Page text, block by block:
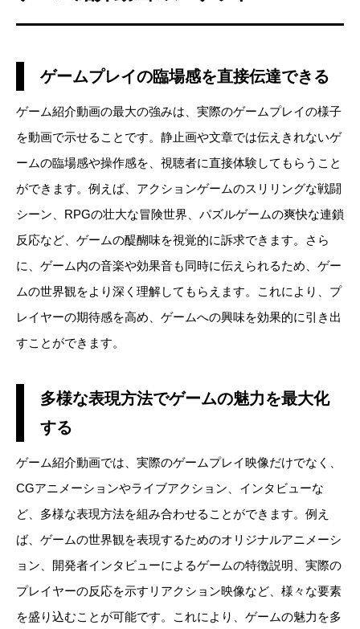
ゲームプレイの臨場感を直接伝達できる
ゲーム紹介動画の最大の強みは、実際のゲームプレイの様子
を動画で示せることです。静止画や文章では伝えきれないゲ
ームの臨場感や操作感を、視聴者に直接体験してもらうこと
ができます。例えば、アクションゲームのスリリングな戦闘
シーン、RPGの壮大な冒険世界、パズルゲームの爽快な連鎖
反応など、ゲームの醍醐味を視覚的に訴求できます。さら
に、ゲーム内の音楽や効果音も同時に伝えられるため、ゲー
ムの世界観をより深く理解してもらえます。これにより、プ
レイヤーの期待感を高め、ゲームへの興味を効果的に引き出
すことができます。
多様な表現方法でゲームの魅力を最大化
する
ゲーム紹介動画では、実際のゲームプレイ映像だけでなく、
CGアニメーションやライブアクション、インタビューな
ど、多様な表現方法を組み合わせることができます。例え
ば、ゲームの世界観を表現するためのオリジナルアニメーシ
ョン、開発者インタビューによるゲームの特徴説明、実際の
プレイヤーの反応を示すリアクション映像など、様々な要素
を盛り込むことが可能です。これにより、ゲームの魅力を多